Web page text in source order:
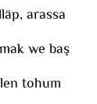
arassa
we baş
tohum